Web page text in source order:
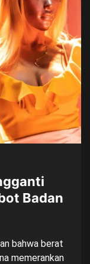
Badan
bahwa berat
memerankan